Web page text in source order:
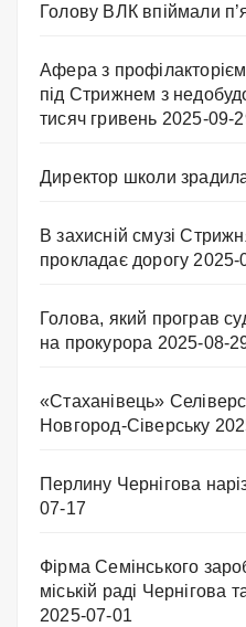
Голову ВЛК впіймали
Афера з
під Стрижнем з
тисяч гривень 2025-09-
Директор школи
В захисній смузі
прокладає дорогу 2025-
Голова, який програв
на прокурора 2025-08-
«Стаханівець»
Новгород-Сіверську
Перлину Чернігова
07-17
Фірма Семінського
міській раді Чернігова
2025-07-01